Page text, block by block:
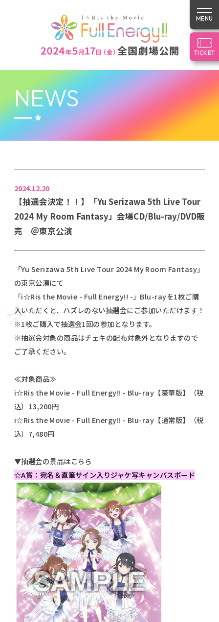
TOP NEWS
STORY INTRODUCTION
CHARACTER CAST & STAFF
MUSIC LIVE
Blu-ray&CD GOODS
SPECIAL TICKET
NOVELTY EVENT
THEATER
i
t
h
a
r
e
c
b
h
a
r
e
N
s
OFFICIAL
X
TICKET
NEWS
2024.12.20
【抽選会決定！！】「Yu Serizawa 5th Live Tour
2024 My Room Fantasy」会場CD/Blu-ray/DVD販
売 ＠東京公演
「Yu Serizawa 5th Live Tour 2024 My Room Fantasy」
の東京公演にて
「i☆Ris the Movie - Full Energy!! -」Blu-rayを1枚ご購
入いただくと、ハズレのない抽選会にご参加いただけます！
※1枚ご購入で抽選会1回の参加となります。
※抽選会対象の商品はチェキの配布対象外となりますので
ご了承ください。
≪対象商品≫
i☆Ris the Movie - Full Energy!! - Blu-ray【豪華版】（税
込）13,200円
i☆Ris the Movie - Full Energy!! - Blu-ray【通常版】（税
込）7,480円
▼抽選会の景品はこちら
☆A賞：宛名＆直筆サイン入りジャケ写キャンバスボード